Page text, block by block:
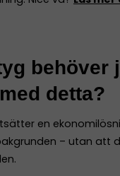
behöver
detta?
en
– utan att